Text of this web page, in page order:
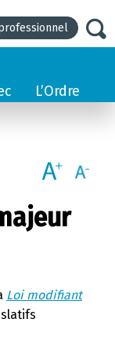
L’Ordre
Loi modifiant